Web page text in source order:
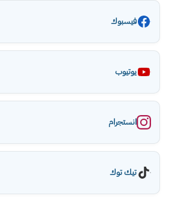
فيسبوك
يوتيوب
انستجرام
تيك توك